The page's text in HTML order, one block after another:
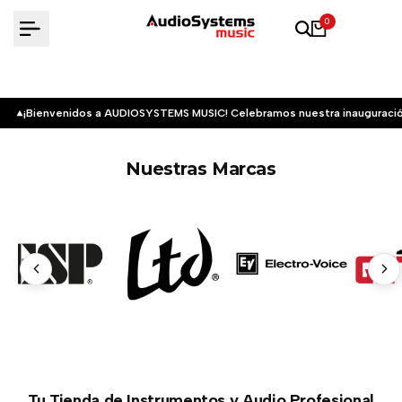
0
¡Bienvenidos a AUDIOSYSTEMS MUSIC! Celebramos nuestra
Nuestras Marcas